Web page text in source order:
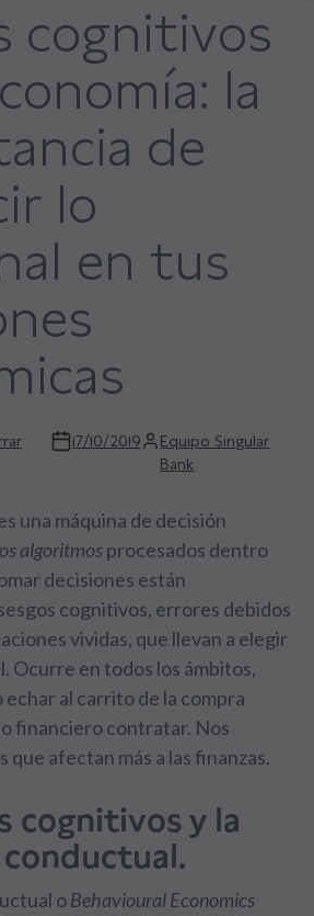
cognitivos
la
de
lo
en tus
17/10/2019
Equipo Singular
Bank
una máquina de decisión
algoritmosprocesados dentro
decisiones están
cognitivos, errores debidos
vividas, que llevan a elegir
Ocurre en todos los ámbitos,
al carrito de la compra
financiero contratar. Nos
que afectan más a las finanzas.
cognitivos y la
oBehavioural Economics